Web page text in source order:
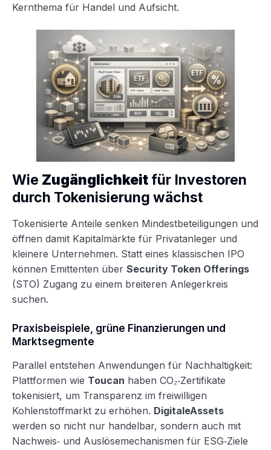
Kernthema für Handel und Aufsicht.
Wie Zugänglichkeit für Investoren
durch Tokenisierung wächst
Tokenisierte Anteile senken Mindestbeteiligungen und
öffnen damit Kapitalmärkte für Privatanleger und
kleinere Unternehmen. Statt eines klassischen IPO
können Emittenten über Security Token Offerings
(STO) Zugang zu einem breiteren Anlegerkreis
suchen.
Praxisbeispiele, grüne Finanzierungen und
Marktsegmente
Parallel entstehen Anwendungen für Nachhaltigkeit:
Plattformen wie Toucan haben CO₂‑Zertifikate
tokenisiert, um Transparenz im freiwilligen
Kohlenstoffmarkt zu erhöhen. DigitaleAssets
werden so nicht nur handelbar, sondern auch mit
Nachweis‑ und Auslösemechanismen für ESG‑Ziele